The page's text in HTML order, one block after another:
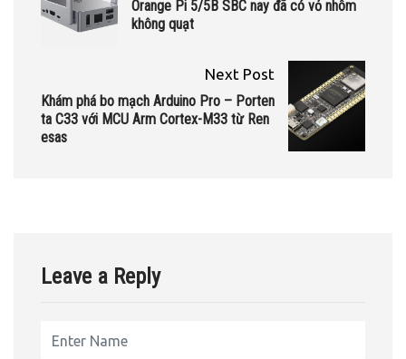
Orange Pi 5/5B SBC nay đã có vỏ nhôm
không quạt
Next Post
Khám phá bo mạch Arduino Pro – Porten
ta C33 với MCU Arm Cortex-M33 từ Ren
esas
Leave a Reply